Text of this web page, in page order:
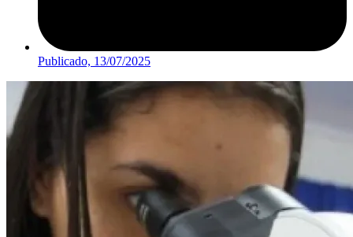
Publicado, 13/07/2025